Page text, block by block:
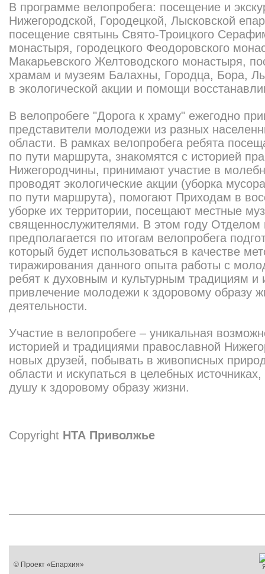
В программе велопробега: посещение и
Нижегородской, Городецкой, Лысковской
посещение святынь Свято-Троицкого
монастыря, городецкого Феодоровского
Макарьевского Желтоводского монастыря,
храмам и музеям Балахны, Городца, Бора,
в экологической акции и помощи
В велопробеге "Дорога к храму" ежегодно
представители молодежи из разных
области. В рамках велопробега ребята
по пути маршрута, знакомятся с историей
Нижегородчины, принимают участие в
проводят экологические акции (уборка
по пути маршрута), помогают Приходам в
уборке их территории, посещают местные
священнослужителями. В этом году
предполагается по итогам велопробега
который будет использоваться в качестве
тиражирования данного опыта работы с
ребят к духовным и культурным традициям и
привлечение молодежи к здоровому образу
деятельности.
Участие в велопробеге – уникальная
историей и традициями православной
новых друзей, побывать в живописных
области и искупаться в целебных
душу к здоровому образу жизни.
Copyright НТА Приволжье
© Проект «Епархия»